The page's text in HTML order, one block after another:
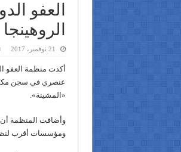
العفو
الروهينجا
21 نوفمبر، 2017
أكدت منظمة العفو
عنصري في سجن
«المشينة».
وأضافت المنظمة أن
ومؤسسات أقرب